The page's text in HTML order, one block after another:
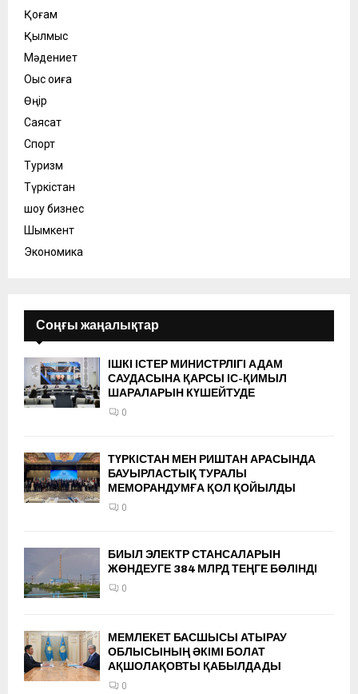
Қоғам
Қылмыс
Мәдениет
Оқыс оқиға
Өңір
Саясат
Спорт
Туризм
Түркістан
шоу бизнес
Шымкент
Экономика
Соңғы жаңалықтар
ІШКІ ІСТЕР МИНИСТРЛІГІ АДАМ
САУДАСЫНА ҚАРСЫ ІС-ҚИМЫЛ
ШАРАЛАРЫН КҮШЕЙТУДЕ
0
ТҮРКІСТАН МЕН РИШТАН АРАСЫНДА
БАУЫРЛАСТЫҚ ТУРАЛЫ
МЕМОРАНДУМҒА ҚОЛ ҚОЙЫЛДЫ
0
БИЫЛ ЭЛЕКТР СТАНСАЛАРЫН
ЖӨНДЕУГЕ 384 МЛРД ТЕҢГЕ БӨЛІНДІ
0
МЕМЛЕКЕТ БАСШЫСЫ АТЫРАУ
ОБЛЫСЫНЫҢ ӘКІМІ БОЛАТ
АҚШОЛАҚОВТЫ ҚАБЫЛДАДЫ
0